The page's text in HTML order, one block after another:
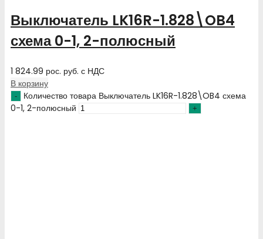
Выключатель LK16R-1.828\OB4
схема 0-1, 2-полюсный
1 824.99 рос. руб. с НДС
В корзину
Количество товара Выключатель LK16R-1.828\OB4 схема
0-1, 2-полюсный